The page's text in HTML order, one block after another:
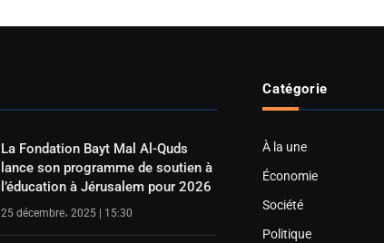
La Fondation Bayt Mal Al-Quds
lance son programme de soutien à
l’éducation à Jérusalem pour 2026
25 décembre، 2025 | 15:30
Catégorie
À la une
Économie
Société
Politique